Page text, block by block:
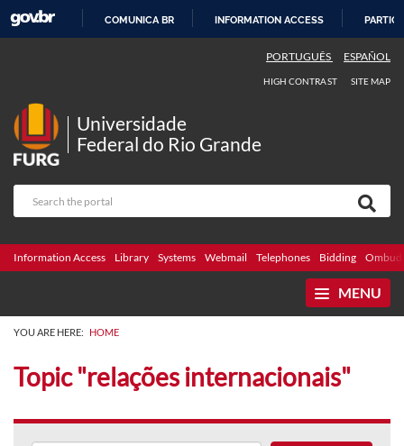
COMUNICA BR INFORMATION ACCESS
PORTUGUÊS ESPAÑOL
HIGH CONTRAST SITE MAP
Universidade
Federal do Rio Grande
Information Access Library Systems Webmail Telephones Bidding
MENU
YOU ARE HERE: HOME
Topic "relações internacionais"